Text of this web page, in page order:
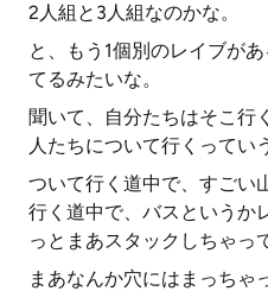
2人組と3人組なのかな。
と、もう1個別のレイブが
てるみたいな。
聞いて、自分たちはそこ行
人たちについて行くってい
ついて行く道中で、すごい
行く道中で、バスというか
っとまあスタックしちゃっ
まあなんか穴にはまっちゃ